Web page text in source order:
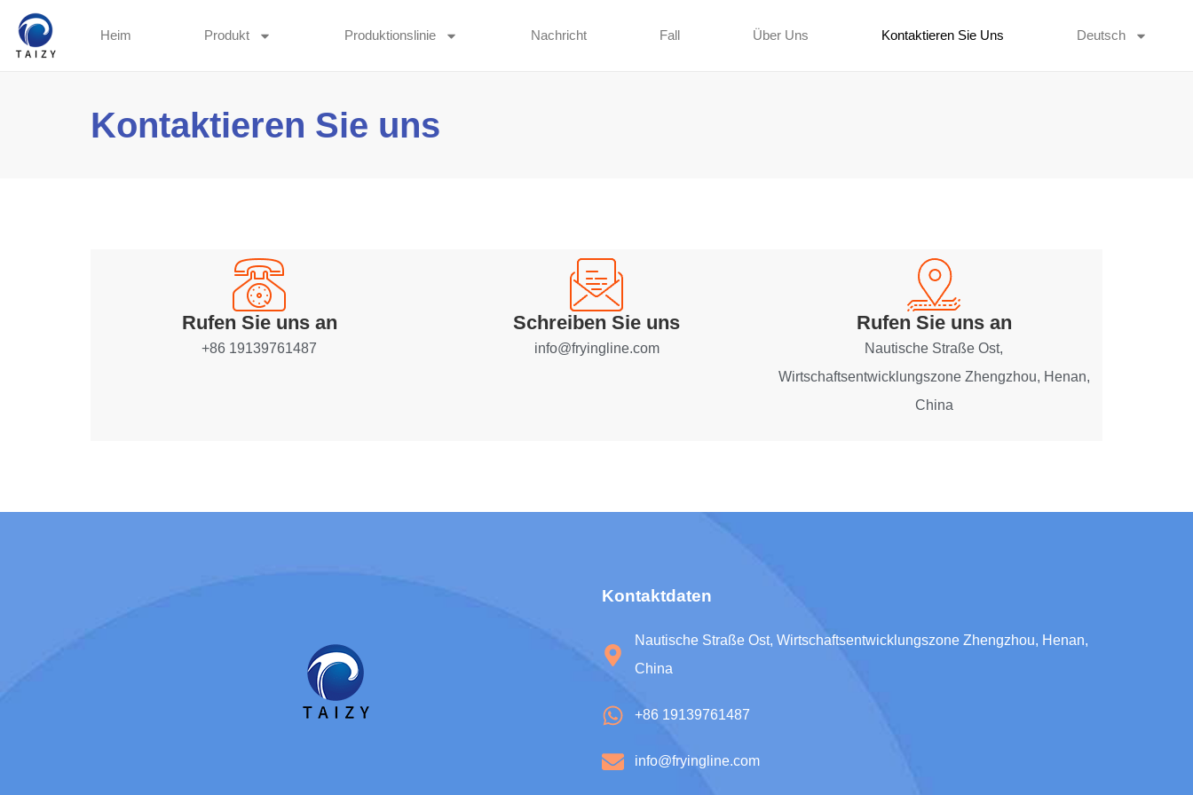
Heim Produkt Produktionslinie Nachricht Fall Über Uns Kontaktieren Sie Uns Deutsch
Kontaktieren Sie uns
Rufen Sie uns an
+86 19139761487
Schreiben Sie uns
info@fryingline.com
Rufen Sie uns an
Nautische Straße Ost,
Wirtschaftsentwicklungszone Zhengzhou, Henan,
China
Kontaktdaten
Nautische Straße Ost, Wirtschaftsentwicklungszone Zhengzhou, Henan,
China
+86 19139761487
info@fryingline.com